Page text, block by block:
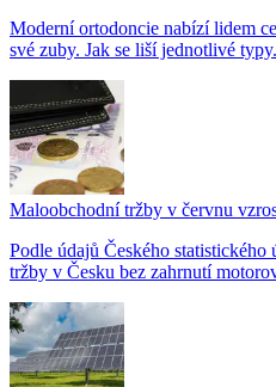
Moderní ortodoncie nabízí lidem
své zuby. Jak se liší jednotlivé
Maloobchodní tržby v červnu
Podle údajů Českého
tržby v Česku bez zahrnutí